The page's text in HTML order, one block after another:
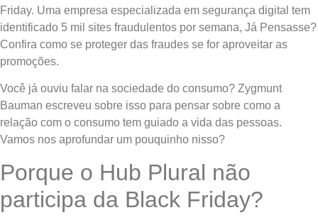
Friday. Uma empresa especializada em segurança digital tem
identificado 5 mil sites fraudulentos por semana, Já Pensasse?
Confira como se proteger das fraudes se for aproveitar as
promoções.
Você já ouviu falar na sociedade do consumo? Zygmunt
Bauman escreveu sobre isso para pensar sobre como a
relação com o consumo tem guiado a vida das pessoas.
Vamos nos aprofundar um pouquinho nisso?
Porque o Hub Plural não
participa da Black Friday?